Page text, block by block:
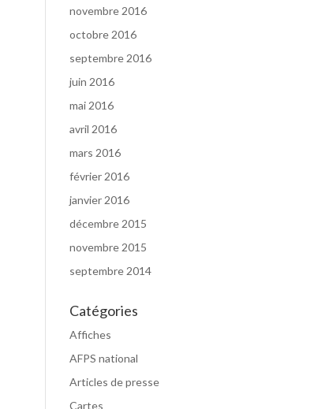
novembre 2016
octobre 2016
septembre 2016
juin 2016
mai 2016
avril 2016
mars 2016
février 2016
janvier 2016
décembre 2015
novembre 2015
septembre 2014
Catégories
Affiches
AFPS national
Articles de presse
Cartes